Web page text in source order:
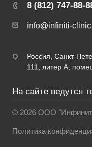
8 (812) 747-88-
info@infiniti-
Россия, Санкт-
111, литер А,
На сайте ведутся
© 2026 ООО
Политика